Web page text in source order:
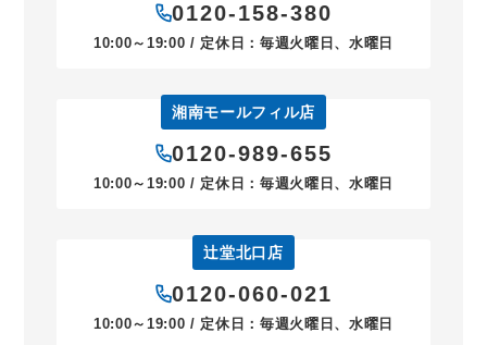
0120-158-380
10:00～19:00 / 定休日：毎週火曜日、水曜日
湘南モールフィル店
0120-989-655
10:00～19:00 / 定休日：毎週火曜日、水曜日
辻堂北口店
0120-060-021
10:00～19:00 / 定休日：毎週火曜日、水曜日